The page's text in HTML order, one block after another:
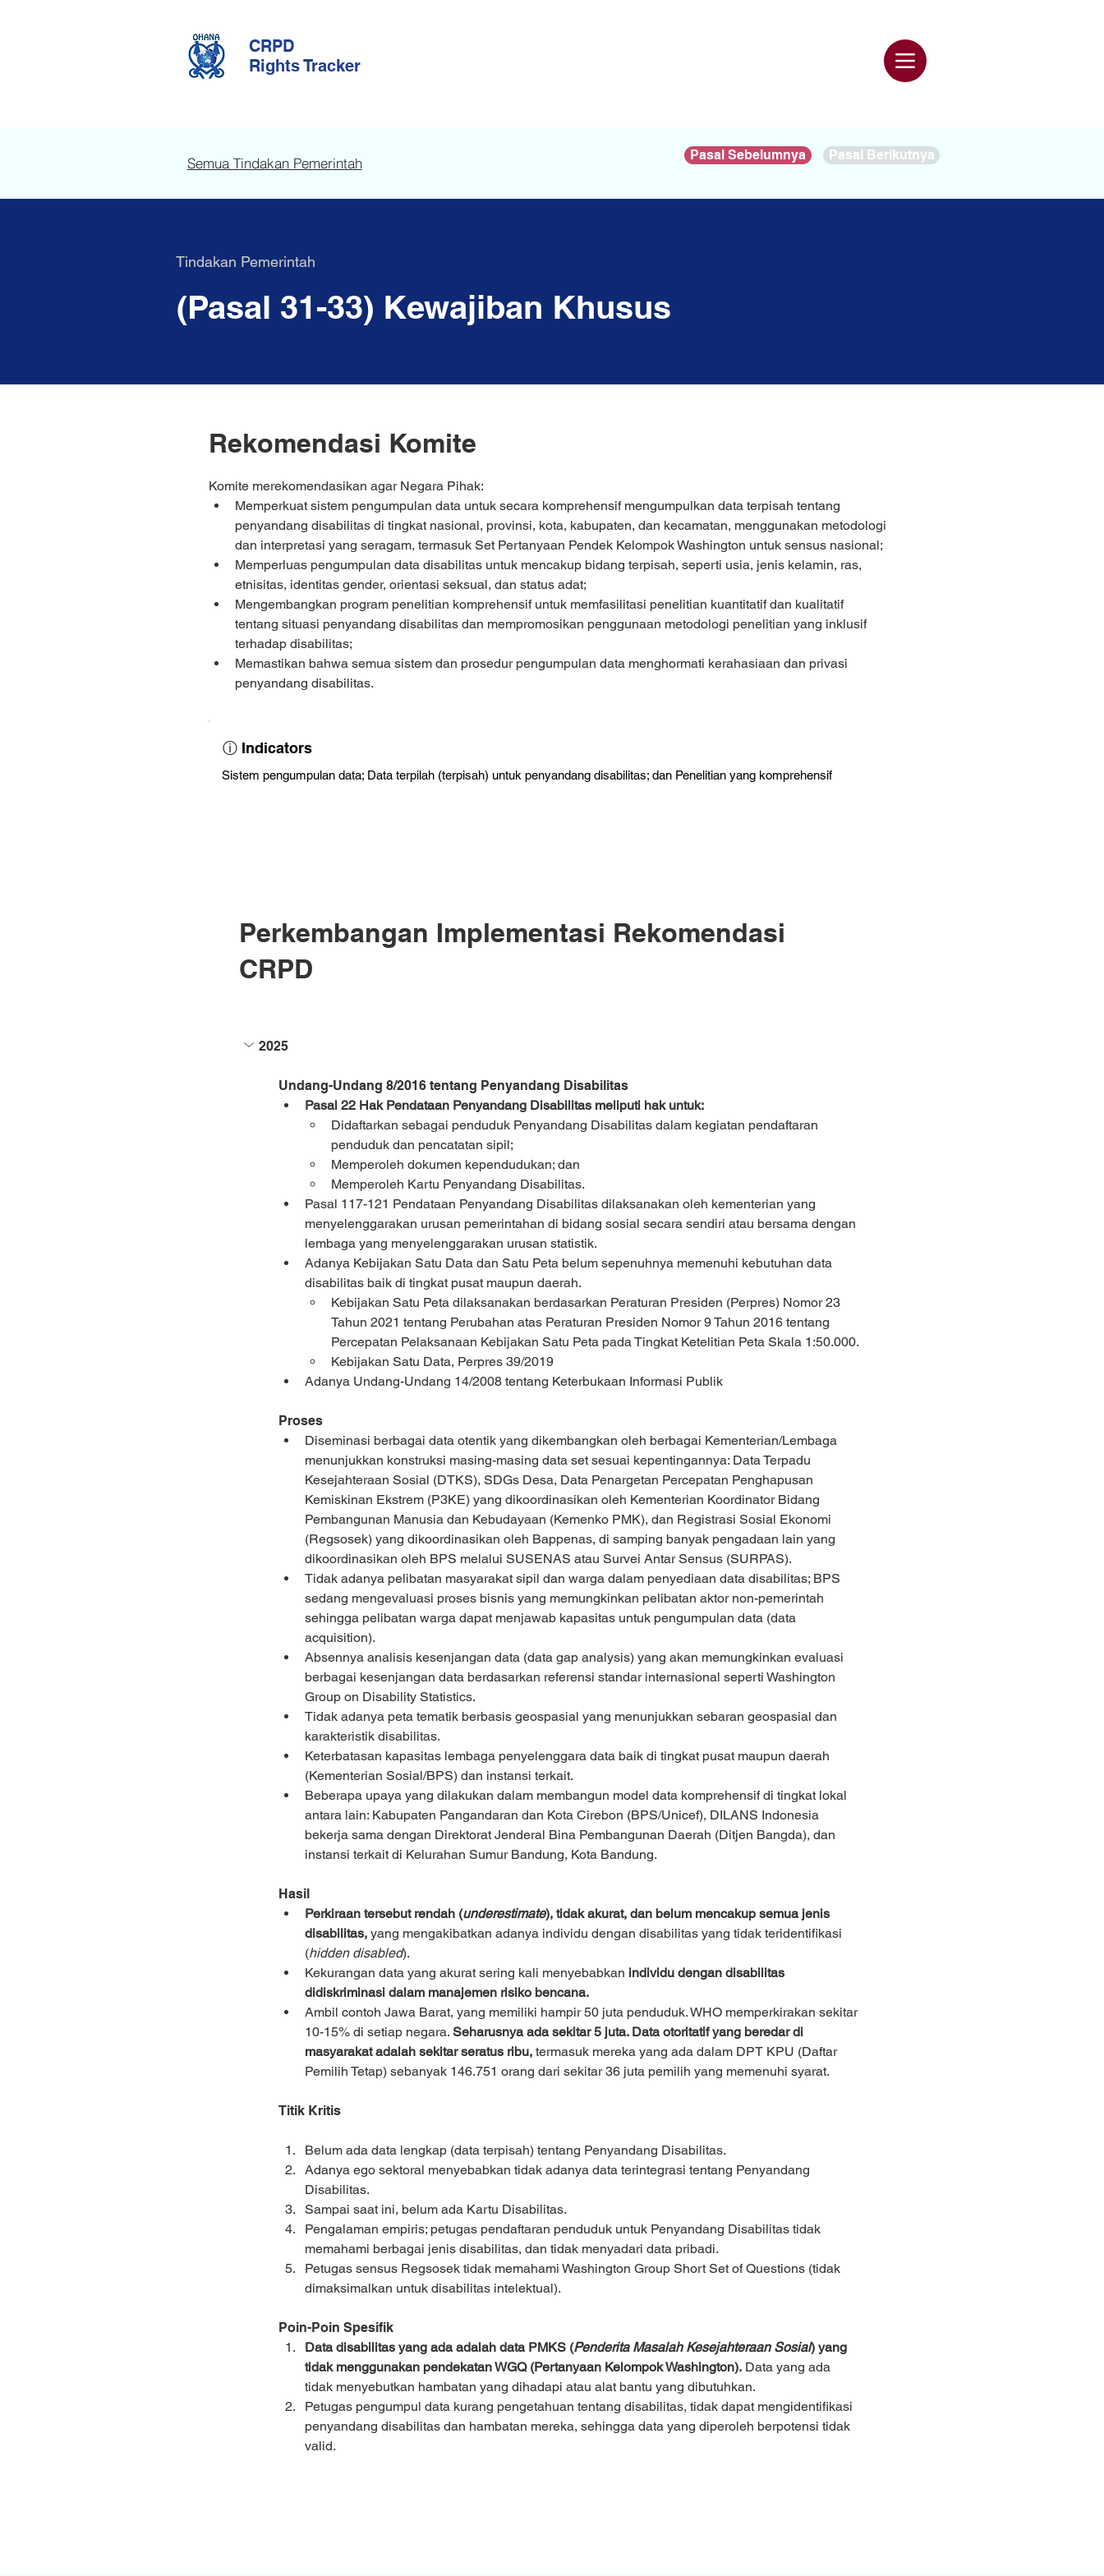
CRPD
Rights Tracker
Semua Tindakan Pemerintah Pasal Sebelumnya Pasal Berikutnya
Tindakan Pemerintah
(Pasal 31-33) Kewajiban Khusus
Rekomendasi Komite
Komite merekomendasikan agar Negara Pihak:
Memperkuat sistem pengumpulan data untuk secara komprehensif mengumpulkan data terpisah tentang
penyandang disabilitas di tingkat nasional, provinsi, kota, kabupaten, dan kecamatan, menggunakan metodologi
dan interpretasi yang seragam, termasuk Set Pertanyaan Pendek Kelompok Washington untuk sensus nasional;
Memperluas pengumpulan data disabilitas untuk mencakup bidang terpisah, seperti usia, jenis kelamin, ras,
etnisitas, identitas gender, orientasi seksual, dan status adat;
Mengembangkan program penelitian komprehensif untuk memfasilitasi penelitian kuantitatif dan kualitatif
tentang situasi penyandang disabilitas dan mempromosikan penggunaan metodologi penelitian yang inklusif
terhadap disabilitas;
Memastikan bahwa semua sistem dan prosedur pengumpulan data menghormati kerahasiaan dan privasi
penyandang disabilitas.
ⓘ Indicators
Sistem pengumpulan data; Data terpilah (terpisah) untuk penyandang disabilitas; dan Penelitian yang komprehensif
Perkembangan Implementasi Rekomendasi
CRPD
2025
Undang-Undang 8/2016 tentang Penyandang Disabilitas
Pasal 22 Hak Pendataan Penyandang Disabilitas meliputi hak untuk:
Didaftarkan sebagai penduduk Penyandang Disabilitas dalam kegiatan pendaftaran
penduduk dan pencatatan sipil;
Memperoleh dokumen kependudukan; dan
Memperoleh Kartu Penyandang Disabilitas.
Pasal 117-121 Pendataan Penyandang Disabilitas dilaksanakan oleh kementerian yang
menyelenggarakan urusan pemerintahan di bidang sosial secara sendiri atau bersama dengan
lembaga yang menyelenggarakan urusan statistik.
Adanya Kebijakan Satu Data dan Satu Peta belum sepenuhnya memenuhi kebutuhan data
disabilitas baik di tingkat pusat maupun daerah.
Kebijakan Satu Peta dilaksanakan berdasarkan Peraturan Presiden (Perpres) Nomor 23
Tahun 2021 tentang Perubahan atas Peraturan Presiden Nomor 9 Tahun 2016 tentang
Percepatan Pelaksanaan Kebijakan Satu Peta pada Tingkat Ketelitian Peta Skala 1:50.000.
Kebijakan Satu Data, Perpres 39/2019
Adanya Undang-Undang 14/2008 tentang Keterbukaan Informasi Publik
Proses
Diseminasi berbagai data otentik yang dikembangkan oleh berbagai Kementerian/Lembaga
menunjukkan konstruksi masing-masing data set sesuai kepentingannya: Data Terpadu
Kesejahteraan Sosial (DTKS), SDGs Desa, Data Penargetan Percepatan Penghapusan
Kemiskinan Ekstrem (P3KE) yang dikoordinasikan oleh Kementerian Koordinator Bidang
Pembangunan Manusia dan Kebudayaan (Kemenko PMK), dan Registrasi Sosial Ekonomi
(Regsosek) yang dikoordinasikan oleh Bappenas, di samping banyak pengadaan lain yang
dikoordinasikan oleh BPS melalui SUSENAS atau Survei Antar Sensus (SURPAS).
Tidak adanya pelibatan masyarakat sipil dan warga dalam penyediaan data disabilitas; BPS
sedang mengevaluasi proses bisnis yang memungkinkan pelibatan aktor non-pemerintah
sehingga pelibatan warga dapat menjawab kapasitas untuk pengumpulan data (data
acquisition).
Absennya analisis kesenjangan data (data gap analysis) yang akan memungkinkan evaluasi
berbagai kesenjangan data berdasarkan referensi standar internasional seperti Washington
Group on Disability Statistics.
Tidak adanya peta tematik berbasis geospasial yang menunjukkan sebaran geospasial dan
karakteristik disabilitas.
Keterbatasan kapasitas lembaga penyelenggara data baik di tingkat pusat maupun daerah
(Kementerian Sosial/BPS) dan instansi terkait.
Beberapa upaya yang dilakukan dalam membangun model data komprehensif di tingkat lokal
antara lain: Kabupaten Pangandaran dan Kota Cirebon (BPS/Unicef), DILANS Indonesia
bekerja sama dengan Direktorat Jenderal Bina Pembangunan Daerah (Ditjen Bangda), dan
instansi terkait di Kelurahan Sumur Bandung, Kota Bandung.
Hasil
Perkiraan tersebut rendah (underestimate), tidak akurat, dan belum mencakup semua jenis
disabilitas, yang mengakibatkan adanya individu dengan disabilitas yang tidak teridentifikasi
(hidden disabled).
Kekurangan data yang akurat sering kali menyebabkan individu dengan disabilitas
didiskriminasi dalam manajemen risiko bencana.
Ambil contoh Jawa Barat, yang memiliki hampir 50 juta penduduk. WHO memperkirakan sekitar
10-15% di setiap negara. Seharusnya ada sekitar 5 juta. Data otoritatif yang beredar di
masyarakat adalah sekitar seratus ribu, termasuk mereka yang ada dalam DPT KPU (Daftar
Pemilih Tetap) sebanyak 146.751 orang dari sekitar 36 juta pemilih yang memenuhi syarat.
Titik Kritis
Belum ada data lengkap (data terpisah) tentang Penyandang Disabilitas.
Adanya ego sektoral menyebabkan tidak adanya data terintegrasi tentang Penyandang
Disabilitas.
Sampai saat ini, belum ada Kartu Disabilitas.
Pengalaman empiris; petugas pendaftaran penduduk untuk Penyandang Disabilitas tidak
memahami berbagai jenis disabilitas, dan tidak menyadari data pribadi.
Petugas sensus Regsosek tidak memahami Washington Group Short Set of Questions (tidak
dimaksimalkan untuk disabilitas intelektual).
Poin-Poin Spesifik
Data disabilitas yang ada adalah data PMKS (Penderita Masalah Kesejahteraan Sosial) yang
tidak menggunakan pendekatan WGQ (Pertanyaan Kelompok Washington). Data yang ada
tidak menyebutkan hambatan yang dihadapi atau alat bantu yang dibutuhkan.
Petugas pengumpul data kurang pengetahuan tentang disabilitas, tidak dapat mengidentifikasi
penyandang disabilitas dan hambatan mereka, sehingga data yang diperoleh berpotensi tidak
valid.